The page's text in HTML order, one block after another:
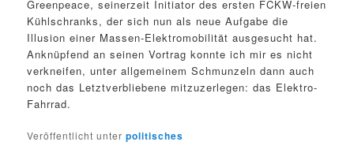
Greenpeace, seinerzeit Initiator des ersten FCKW-freien
Kühlschranks, der sich nun als neue Aufgabe die
Illusion einer Massen-Elektromobilität ausgesucht hat.
Anknüpfend an seinen Vortrag konnte ich mir es nicht
verkneifen, unter allgemeinem Schmunzeln dann auch
noch das Letztverbliebene mitzuzerlegen: das Elektro-
Fahrrad.
Veröffentlicht unter politisches